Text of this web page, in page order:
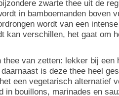
zwarte thee uit de
in bamboemanden boven
wordt van een
kan verschillen, het gaat om
thee van zetten: lekker bij een
is deze thee heel
een vegetarisch alternatief
in bouillons, marinades en